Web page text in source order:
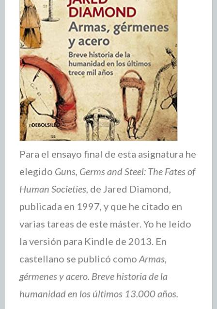
Para el ensayo final de esta asignatura he
elegido Guns, Germs and Steel: The Fates of
Human Societies, de Jared Diamond,
publicada en 1997, y que he citado en
varias tareas de este máster. Yo he leído
la versión para Kindle de 2013. En
castellano se publicó como Armas,
gérmenes y acero. Breve historia de la
humanidad en los últimos 13.000 años.